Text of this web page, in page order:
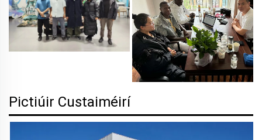
Pictiúir Custaiméirí